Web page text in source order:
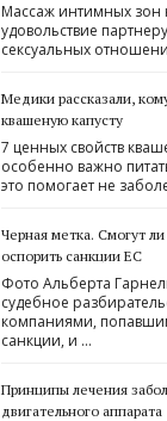
Массаж интимных зон
удовольствие
сексуальных
Медики рассказали,
квашеную капусту
7 ценных свойств
особенно важно
это помогает не
Черная метка. Смогут
оспорить санкции ЕС
Фото Альберта
судебное
компаниями,
санкции, и …
Принципы лечения
двигательного аппарата